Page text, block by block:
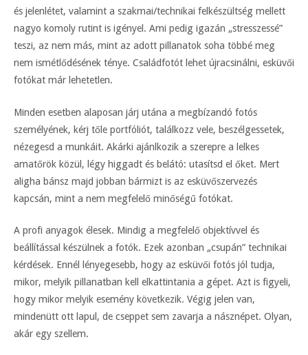
és jelenlétet, valamint a szakmai/technikai felkészültség mellett
nagyo komoly rutint is igényel. Ami pedig igazán „stresszessé”
teszi, az nem más, mint az adott pillanatok soha többé meg
nem ismétlődésének ténye. Családfotót lehet újracsinálni, esküvői
fotókat már lehetetlen.
Minden esetben alaposan járj utána a megbízandó fotós
személyének, kérj tőle portfóliót, találkozz vele, beszélgessetek,
nézegesd a munkáit. Akárki ajánlkozik a szerepre a lelkes
amatőrök közül, légy higgadt és belátó: utasítsd el őket. Mert
aligha bánsz majd jobban bármizt is az esküvőszervezés
kapcsán, mint a nem megfelelő minőségű fotókat.
A profi anyagok élesek. Mindig a megfelelő objektívvel és
beállítással készülnek a fotók. Ezek azonban „csupán” technikai
kérdések. Ennél lényegesebb, hogy az esküvői fotós jól tudja,
mikor, melyik pillanatban kell elkattintania a gépet. Azt is figyeli,
hogy mikor melyik esemény következik. Végig jelen van,
mindenütt ott lapul, de cseppet sem zavarja a násznépet. Olyan,
akár egy szellem.